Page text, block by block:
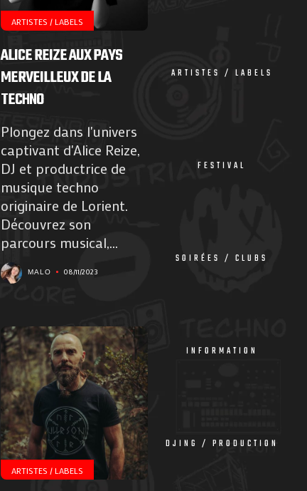
ARTISTES / LABELS
ALICE REIZE AUX PAYS
MERVEILLEUX DE LA
TECHNO
Plongez dans l'univers
captivant d'Alice Reize,
DJ et productrice de
musique techno
originaire de Lorient.
Découvrez son
parcours musical,...
MALO 08/11/2023
ARTISTES / LABELS
ARTISTES / LABELS
FESTIVAL
SOIRÉES / CLUBS
INFORMATION
DJING / PRODUCTION